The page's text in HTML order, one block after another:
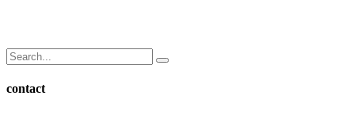
Search
for:
contact